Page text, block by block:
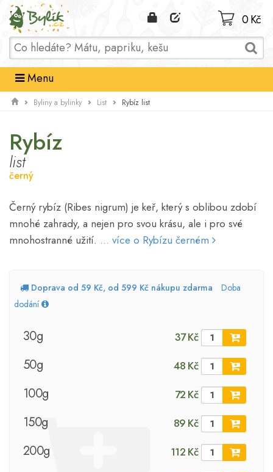
Domů
0 Kč
Menu
Byliny a bylinky List Rybíz list
Rybíz
list
černý
Černý rybíz (Ribes nigrum) je keř, který s oblibou zdobí
mnohé zahrady, a nejen pro svou krásu, ale i pro své
mnohostranné užití. ... více o Rybízu černém
Doprava od 59 Kč, od 599 Kč nákupu zdarma
Doba
dodání
30g 37 Kč
50g 48 Kč
100g 72 Kč
150g 89 Kč
200g 112 Kč